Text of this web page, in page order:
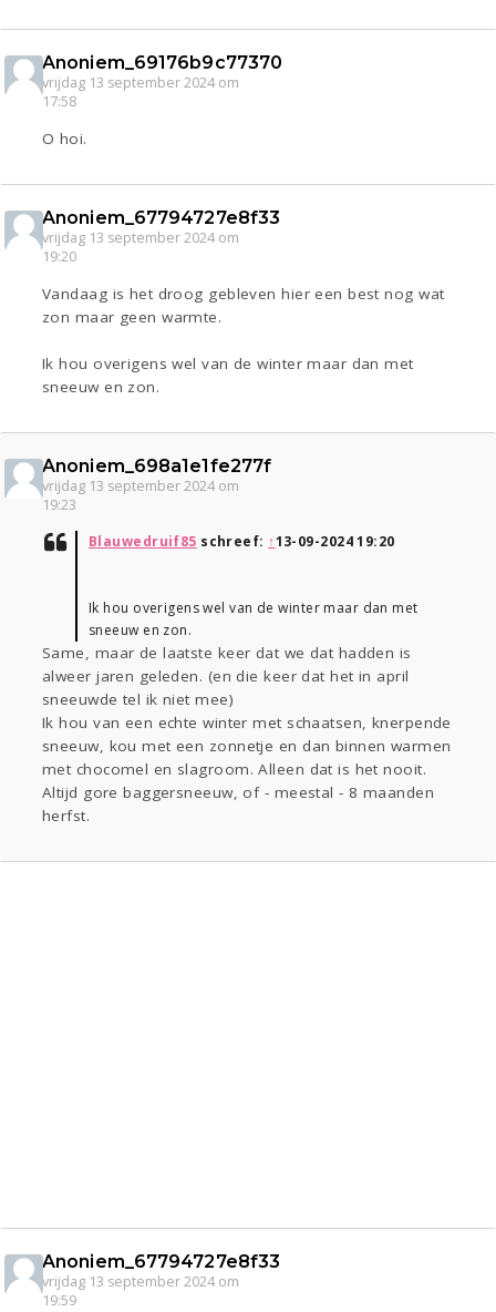
Anoniem_69176b9c77370
vrijdag 13 september 2024 om
17:58
O hoi.
Anoniem_67794727e8f33
vrijdag 13 september 2024 om
19:20
Vandaag is het droog gebleven hier een best nog wat
zon maar geen warmte.
Ik hou overigens wel van de winter maar dan met
sneeuw en zon.
Anoniem_698a1e1fe277f
vrijdag 13 september 2024 om
19:23
Blauwedruif85 schreef: ↑13-09-2024 19:20
Ik hou overigens wel van de winter maar dan met
sneeuw en zon.
Same, maar de laatste keer dat we dat hadden is
alweer jaren geleden. (en die keer dat het in april
sneeuwde tel ik niet mee)
Ik hou van een echte winter met schaatsen, knerpende
sneeuw, kou met een zonnetje en dan binnen warmen
met chocomel en slagroom. Alleen dat is het nooit.
Altijd gore baggersneeuw, of - meestal - 8 maanden
herfst.
Anoniem_67794727e8f33
vrijdag 13 september 2024 om
19:59